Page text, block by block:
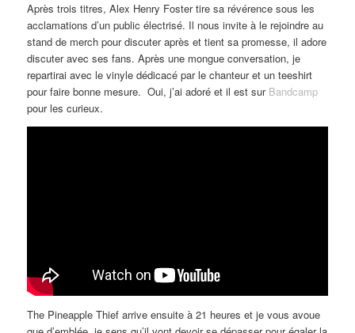
Après trois titres, Alex Henry Foster tire sa révérence sous les
acclamations d’un public électrisé. Il nous invite à le rejoindre au
stand de merch pour discuter après et tient sa promesse, il adore
discuter avec ses fans. Après une mongue conversation, je
repartirai avec le vinyle dédicacé par le chanteur et un teeshirt
pour faire bonne mesure. Oui, j’ai adoré et il est sur Bandcamp
pour les curieux.
The Pineapple Thief arrive ensuite à 21 heures et je vous avoue